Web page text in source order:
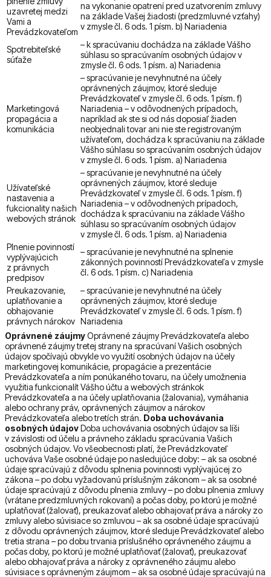
uzavretej medzi
Vami a
Prevádzkovateľom
na vykonanie opatrení pred uzatvorením zmluvy
na základe Vašej žiadosti (predzmluvné vzťahy)
v zmysle čl. 6 ods. 1 písm. b) Nariadenia
Spotrebiteľské
súťaže
– k spracúvaniu dochádza na základe Vášho
súhlasu so spracúvaním osobných údajov v
zmysle čl. 6 ods. 1 písm. a) Nariadenia
Marketingová
propagácia a
komunikácia
– spracúvanie je nevyhnutné na účely
oprávnených záujmov, ktoré sleduje
Prevádzkovateľ v zmysle čl. 6 ods. 1 písm. f)
Nariadenia – v odôvodnených prípadoch,
napríklad ak ste si od nás doposiaľ žiaden
neobjednali tovar ani nie ste registrovaným
užívateľom, dochádza k spracúvaniu na základe
Vášho súhlasu so spracúvaním osobných údajov
v zmysle čl. 6 ods. 1 písm. a) Nariadenia
Užívateľské
nastavenia a
fukcionality našich
webových stránok
– spracúvanie je nevyhnutné na účely
oprávnených záujmov, ktoré sleduje
Prevádzkovateľ v zmysle čl. 6 ods. 1 písm. f)
Nariadenia – v odôvodnených prípadoch,
dochádza k spracúvaniu na základe Vášho
súhlasu so spracúvaním osobných údajov
v zmysle čl. 6 ods. 1 písm. a) Nariadenia
Plnenie povinností
vyplývajúcich
z právnych
predpisov
– spracúvanie je nevyhnutné na splnenie
zákonných povinností Prevádzkovateľa v zmysle
čl. 6 ods. 1 písm. c) Nariadenia
Preukazovanie,
uplatňovanie a
obhajovanie
právnych nárokov
– spracúvanie je nevyhnutné na účely
oprávnených záujmov, ktoré sleduje
Prevádzkovateľ v zmysle čl. 6 ods. 1 písm. f)
Nariadenia
Oprávnené záujmyOprávnené záujmy Prevádzkovateľa alebo
oprávnené záujmy tretej strany na spracúvaní Vašich osobných
údajov spočívajú obvykle vo využití osobných údajov na účely
marketingovej komunikácie, propagácie a prezentácie
Prevádzkovateľa a ním ponúkaného tovaru, na účely umožnenia
využitia funkcionalít Vášho účtu a webových stránkok
Prevádzkovateľa a na účely uplatňovania (žalovania), vymáhania
alebo ochrany práv, oprávnených záujmov a nárokov
Prevádzkovateľa alebo tretích strán. Doba uchovávania
osobných údajovDoba uchovávania osobných údajov sa líši
v závislosti od účelu a právneho základu spracúvania Vašich
osobných údajov. Vo všeobecnosti platí, že Prevádzkovateľ
uchováva Vaše osobné údaje po nasledujúce doby: – ak sa osobné
údaje spracúvajú z dôvodu splnenia povinnosti vyplývajúcej zo
zákona – po dobu vyžadovanú príslušným zákonom – ak sa osobné
údaje spracúvajú z dôvodu plnenia zmluvy – po dobu plnenia zmluvy
(vrátane predzmluvných rokovaní) a počas doby, po ktorú je možné
uplatňovať (žalovať), preukazovať alebo obhajovať práva a nároky zo
zmluvy alebo súvisiace so zmluvou – ak sa osobné údaje spracúvajú
z dôvodu oprávnených záujmov, ktoré sleduje Prevádzkovateľ alebo
tretia strana – po dobu trvania príslušného oprávneného záujmu a
počas doby, po ktorú je možné uplatňovať (žalovať), preukazovať
alebo obhajovať práva a nároky z oprávneného záujmu alebo
súvisiace s oprávneným záujmom – ak sa osobné údaje spracúvajú na